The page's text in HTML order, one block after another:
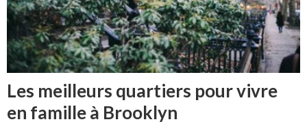
Les meilleurs quartiers pour vivre
en famille à Brooklyn